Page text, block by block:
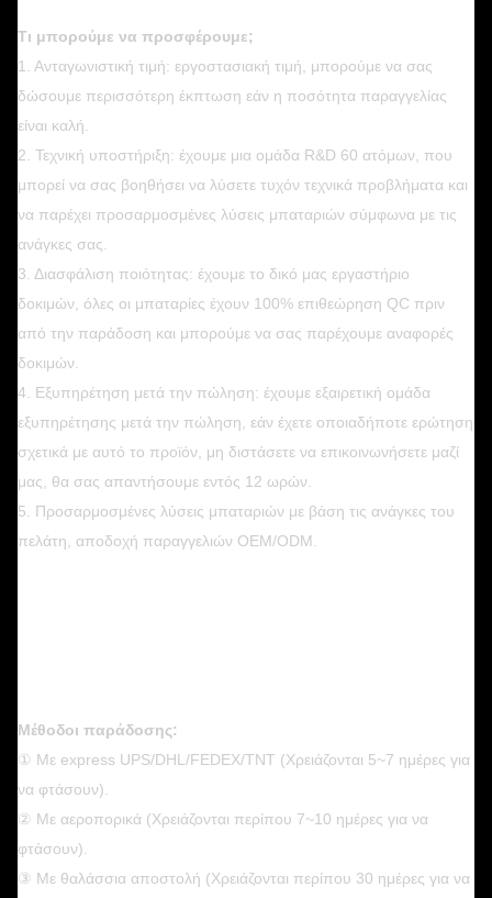
Τι μπορούμε να προσφέρουμε;
1. Ανταγωνιστική τιμή: εργοστασιακή τιμή, μπορούμε να σας
δώσουμε περισσότερη έκπτωση εάν η ποσότητα παραγγελίας
είναι καλή.
2. Τεχνική υποστήριξη: έχουμε μια ομάδα R&D 60 ατόμων, που
μπορεί να σας βοηθήσει να λύσετε τυχόν τεχνικά προβλήματα και
να παρέχει προσαρμοσμένες λύσεις μπαταριών σύμφωνα με τις
ανάγκες σας.
3. Διασφάλιση ποιότητας: έχουμε το δικό μας εργαστήριο
δοκιμών, όλες οι μπαταρίες έχουν 100% επιθεώρηση QC πριν
από την παράδοση και μπορούμε να σας παρέχουμε αναφορές
δοκιμών.
4. Εξυπηρέτηση μετά την πώληση: έχουμε εξαιρετική ομάδα
εξυπηρέτησης μετά την πώληση, εάν έχετε οποιαδήποτε ερώτηση
σχετικά με αυτό το προϊόν, μη διστάσετε να επικοινωνήσετε μαζί
μας, θα σας απαντήσουμε εντός 12 ωρών.
5. Προσαρμοσμένες λύσεις μπαταριών με βάση τις ανάγκες του
πελάτη, αποδοχή παραγγελιών OEM/ODM.
Μέθοδοι παράδοσης:
① Με express UPS/DHL/FEDEX/TNT (Χρειάζονται 5~7 ημέρες για
να φτάσουν).
② Με αεροπορικά (Χρειάζονται περίπου 7~10 ημέρες για να
φτάσουν).
③ Με θαλάσσια αποστολή (Χρειάζονται περίπου 30 ημέρες για να